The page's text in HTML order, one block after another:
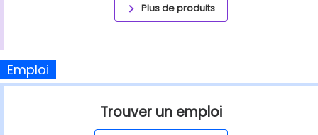
Plus de produits
Emploi
Trouver un emploi